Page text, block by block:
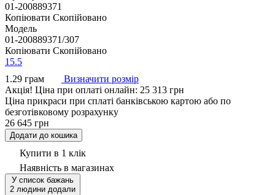
01-200889371
Копіювати Скопійовано
Модель
01-200889371/307
Копіювати Скопійовано
15.5
1.29 грам
Визначити розмір
Акцiя! Ціна при оплаті онлайн: 25 313 грн
Ціна прикраси при сплаті банківською картою або по
безготівковому розрахунку
26 645 грн
Додати до кошика
Купити в 1 клік
Наявність в магазинах
У список бажань
2 людини додали